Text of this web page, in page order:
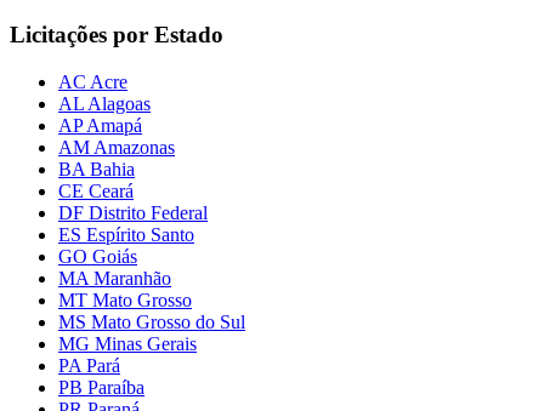
Licitações por Estado
AC Acre
AL Alagoas
AP Amapá
AM Amazonas
BA Bahia
CE Ceará
DF Distrito Federal
ES Espírito Santo
GO Goiás
MA Maranhão
MT Mato Grosso
MS Mato Grosso do Sul
MG Minas Gerais
PA Pará
PB Paraíba